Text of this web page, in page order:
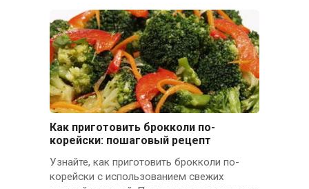
Как приготовить брокколи по-
корейски: пошаговый рецепт
Узнайте, как приготовить брокколи по-
корейски с использованием свежих